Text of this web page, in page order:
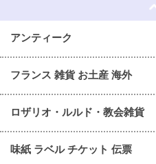
アンティーク
フランス 雑貨 お土産 海外
ロザリオ・ルルド・教会雑貨
味紙 ラベル チケット 伝票